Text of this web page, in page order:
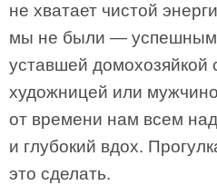
не хватает чистой
мы не были — успешным
уставшей домохозяйкой
художницей или
от времени нам всем
и глубокий вдох.
это сделать.